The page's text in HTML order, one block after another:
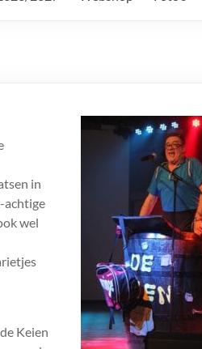
in
achtige
wel
Keien